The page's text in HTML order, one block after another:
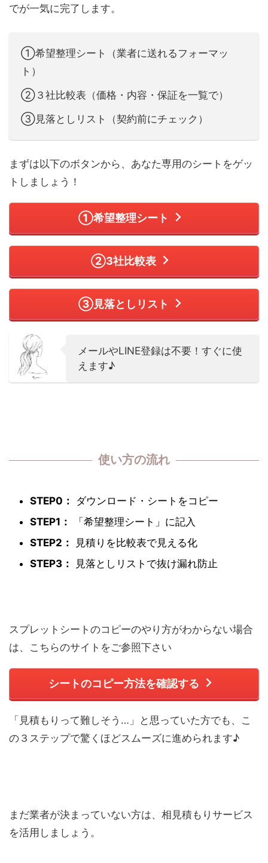
でが一気に完了します。
①希望整理シート（業者に送れるフォーマッ
ト）
②３社比較表（価格・内容・保証を一覧で）
③見落としリスト（契約前にチェック）
まずは以下のボタンから、あなた専用のシートをゲッ
トしましょう！
①希望整理シート
②3社比較表
③見落としリスト
メールやLINE登録は不要！すぐに使
えます♪
使い方の流れ
STEP0：
ダウンロード・シートをコピー
STEP1：
「希望整理シート」に記入
STEP2：
見積りを比較表で見える化
STEP3：
見落としリストで抜け漏れ防止
スプレットシートのコピーのやり方がわからない場合
は、こちらのサイトをご参照下さい
シートのコピー方法を確認する
「見積もりって難しそう…」と思っていた方でも、こ
の３ステップで驚くほどスムーズに進められます♪
まだ業者が決まっていない方は、相見積もりサービス
を活用しましょう。